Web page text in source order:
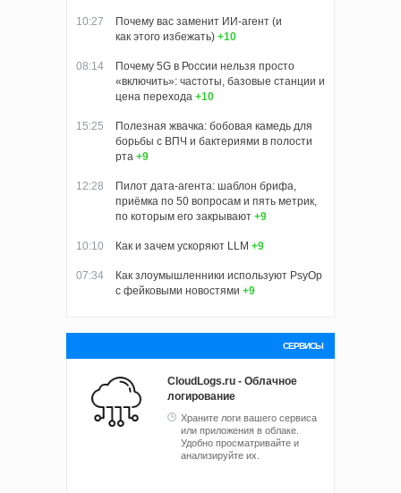
10:27
Почему вас заменит ИИ‑агент (и
как этого избежать) +10
08:14
Почему 5G в России нельзя просто
«включить»: частоты, базовые станции и
цена перехода +10
15:25
Полезная жвачка: бобовая камедь для
борьбы с ВПЧ и бактериями в полости
рта +9
12:28
Пилот дата-агента: шаблон брифа,
приёмка по 50 вопросам и пять метрик,
по которым его закрывают +9
10:10 Как и зачем ускоряют LLM +9
07:34
Как злоумышленники используют PsyOp
с фейковыми новостями +9
СЕРВИСЫ
CloudLogs.ru - Облачное
логирование
Храните логи вашего сервиса
или приложения в облаке.
Удобно просматривайте и
анализируйте их.